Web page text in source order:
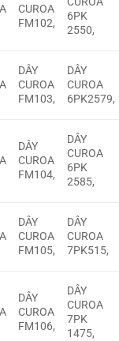
CUROA
FM102,
6PK
2550,
DÂY
CUROA
FM103,
DÂY
CUROA
6PK2579,
DÂY
CUROA
FM104,
DÂY
CUROA
6PK
2585,
DÂY
CUROA
FM105,
DÂY
CUROA
7PK515,
DÂY
CUROA
FM106,
DÂY
CUROA
7PK
1475,